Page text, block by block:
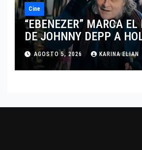
Cine
“EBENEZER” MARCA EL
DE JOHNNY DEPP A
TRAS SU PASO POR EL
INDEPENDIENTE
AGOSTO 5, 2026 KARINA ELIAN